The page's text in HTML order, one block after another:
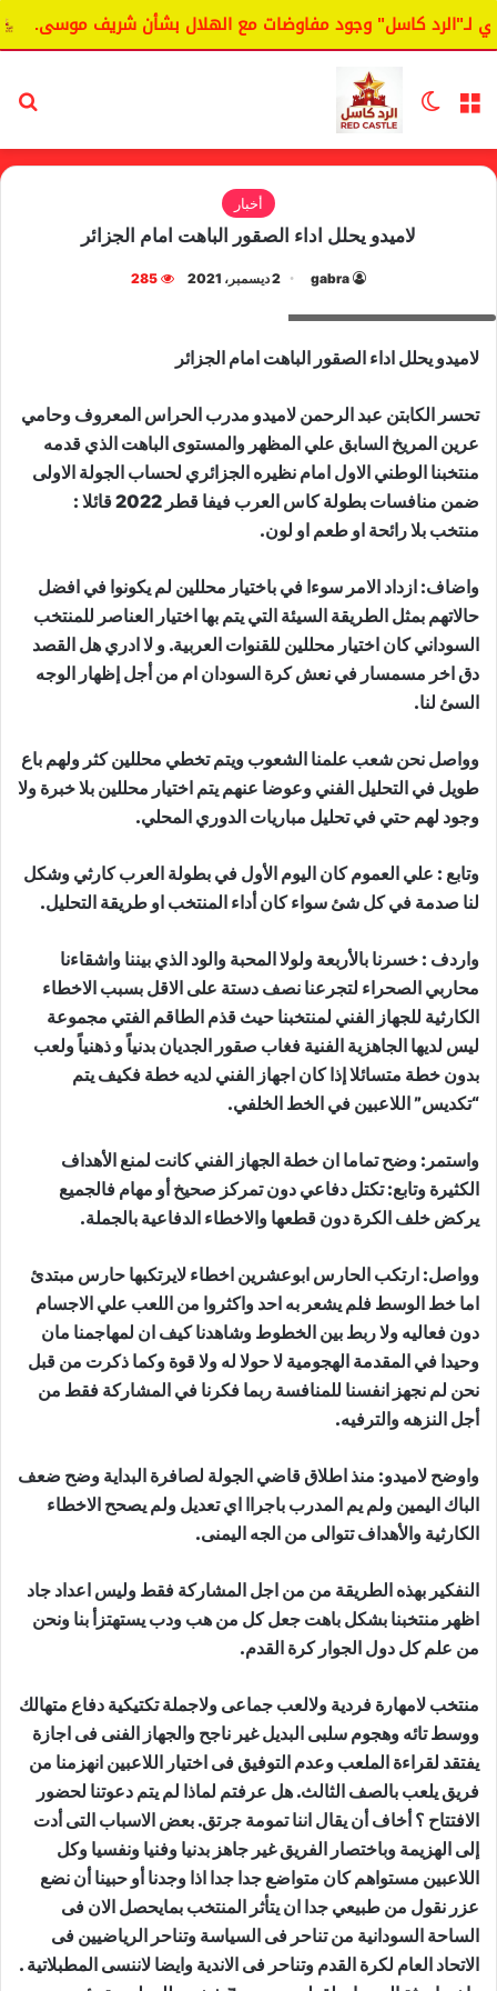
كاسل" وجود مفاوضات مع الهلال بشأن شريف موسى.
القائمة الوضع المظلم
أخبار
لاميدو يحلل اداء الصقور الباهت امام الجزائر
gabra 2 ديسمبر، 2021 285
لاميدو يحلل اداء الصقور الباهت امام الجزائر
تحسر الكابتن عبد الرحمن لاميدو مدرب الحراس المعروف وحامي
عرين المريخ السابق علي المظهر والمستوى الباهت الذي قدمه
منتخبنا الوطني الاول امام نظيره الجزائري لحساب الجولة الاولى
ضمن منافسات بطولة كاس العرب فيفا قطر 2022 قائلا :
منتخب بلا رائحة او طعم او لون.
واضاف: ازداد الامر سوءا في باختيار محللين لم يكونوا في افضل
حالاتهم بمثل الطريقة السيئة التي يتم بها اختيار العناصر للمنتخب
السوداني كان اختيار محللين للقنوات العربية. و لا ادري هل القصد
دق اخر مسمسار في نعش كرة السودان ام من أجل إظهار الوجه
السئ لنا.
وواصل نحن شعب علمنا الشعوب ويتم تخطي محللين كثر ولهم باع
طويل في التحليل الفني وعوضا عنهم يتم اختيار محللين بلا خبرة ولا
وجود لهم حتي في تحليل مباريات الدوري المحلي.
وتابع : علي العموم كان اليوم الأول في بطولة العرب كارثي وشكل
لنا صدمة في كل شئ سواء كان أداء المنتخب او طريقة التحليل.
واردف : خسرنا بالأربعة ولولا المحبة والود الذي بيننا واشقاءنا
محاربي الصحراء لتجرعنا نصف دستة على الاقل بسبب الاخطاء
الكارثية للجهاز الفني لمنتخبنا حيث قذم الطاقم الفتي مجموعة
ليس لديها الجاهزية الفنية فغاب صقور الجديان بدنياً و ذهنياً ولعب
بدون خطة متسائلا إذا كان اجهاز الفني لديه خطة فكيف يتم
“تكديس” اللاعبين في الخط الخلفي.
واستمر: وضح تماما ان خطة الجهاز الفني كانت لمنع الأهداف
الكثيرة وتابع: تكتل دفاعي دون تمركز صحيخ أو مهام فالجميع
يركض خلف الكرة دون قطعها والاخطاء الدفاعية بالجملة.
وواصل: ارتكب الحارس ابوعشرين اخطاء لايرتكبها حارس مبتدئ
اما خط الوسط فلم يشعر به احد واكثروا من اللعب علي الاجسام
دون فعاليه ولا ربط بين الخطوط وشاهدنا كيف ان لمهاجمنا مان
وحيدا في المقدمة الهجومية لا حولا له ولا قوة وكما ذكرت من قبل
نحن لم نجهز انفسنا للمنافسة ربما فكرنا في المشاركة فقط من
أجل النزهه والترفيه.
واوضح لاميدو: منذ اطلاق قاضي الجولة لصافرة البداية وضح ضعف
الباك اليمين ولم يم المدرب باجراا اي تعديل ولم يصحح الاخطاء
الكارثية والأهداف تتوالى من الجه اليمنى.
النفكير بهذه الطريقة من من اجل المشاركة فقط وليس اعداد جاد
اظهر منتخبنا بشكل باهت جعل كل من هب ودب يستهتزأ بنا ونحن
من علم كل دول الجوار كرة القدم.
منتخب لامهارة فردية ولالعب جماعى ولاجملة تكتيكية دفاع متهالك
ووسط تائه وهجوم سلبى البديل غير ناجح والجهاز الفنى فى اجازة
يفتقد لقراءة الملعب وعدم التوفيق فى اختيار اللاعبين انهزمنا من
فريق يلعب بالصف الثالث. هل عرفتم لماذا لم يتم دعوتنا لحضور
الافتتاح ؟ أخاف أن يقال اننا تمومة جرتق. بعض الاسباب التى أدت
إلى الهزيمة وباختصار الفريق غير جاهز بدنيا وفنيا ونفسيا وكل
اللاعبين مستواهم كان متواضع جدا جدا اذا وجدنا أو حبينا أن نضع
عزر نقول من طبيعي جدا ان يتأثر المنتخب بمايحصل الان فى
الساحة السودانية من تناحر فى السياسة وتناحر الرياضيين فى
الاتحاد العام لكرة القدم وتناحر فى الاندية وايضا لاننسى المطبلاتية .